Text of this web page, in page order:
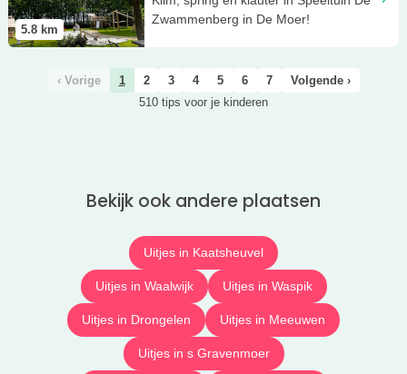
5.8 km
Zwammenberg in De Moer!
‹ Vorige 1 2 3 4 5 6 7
Volgende ›
510 tips voor je kinderen
Bekijk ook andere plaatsen
Uitjes in Kaatsheuvel
Uitjes in Waalwijk Uitjes in Waspik
Uitjes in Drongelen Uitjes in Meeuwen
Uitjes in s Gravenmoer